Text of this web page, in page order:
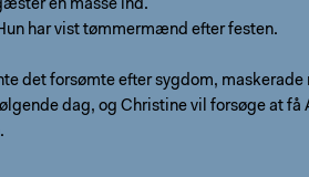
en masse ind.
har vist tømmermænd efter festen.
det forsømte efter sygdom, maskerade
dag, og Christine vil forsøge at få